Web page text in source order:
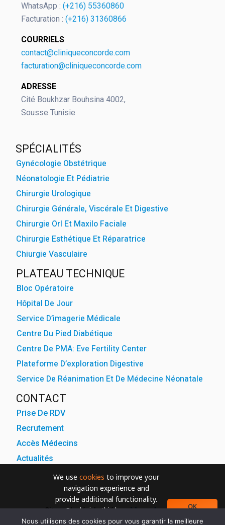
We use cookies to improve your
navigation experience and
provide additional functionality.
By closing this banner or
continuing to browse otherwise,
OK
WhatsApp : (+216) 55360860
Facturation : (+216) 31360866
COURRIELS
contact@cliniqueconcorde.com
facturation@cliniqueconcorde.com
ADRESSE
Cité Boukhzar Bouhsina 4002,
Sousse Tunisie
SPÉCIALITÉS
Gynécologie Obstétrique
Néonatologie Et Pédiatrie
Chirurgie Urologique
Chirurgie Générale, Viscérale Et Digestive
Chirurgie Orl Et Maxilo Faciale
Chirurgie Esthétique Et Réparatrice
Chiurgie Vasculaire
PLATEAU TECHNIQUE
Bloc Opératoire
Hôpital De Jour
Service D’imagerie Médicale
Centre Du Pied Diabétique
Centre De PMA: Eve Fertility Center
Plateforme D’exploration Digestive
Service De Réanimation Et De Médecine Néonatale
CONTACT
Prise De RDV
Recrutement
Accès Médecins
Actualités
Site web développé parMuse Agency
Nous utilisons des cookies pour vous garantir la meilleure